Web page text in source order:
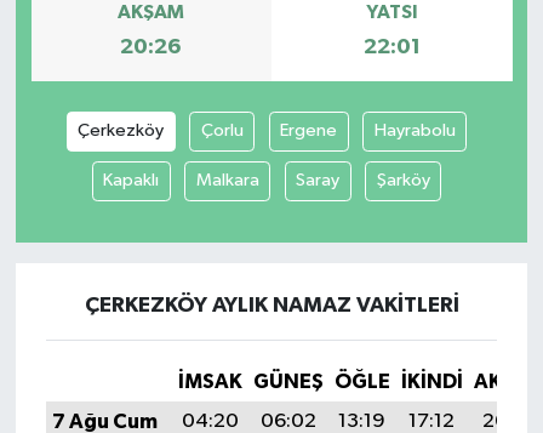
AKŞAM
20:26
YATSI
22:01
Çerkezköy Çorlu Ergene Hayrabolu
Kapaklı Malkara Saray Şarköy
ÇERKEZKÖY AYLIK NAMAZ VAKITLERI
İMSAK GÜNEŞ ÖĞLE İKINDI
7 Ağu Cum
04:20 06:02 13:19 17:12
20:26